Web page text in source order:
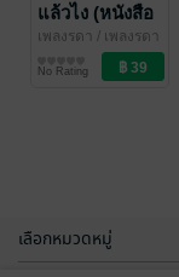
1 Rating
แล้วไง (หนังสือ
เสียง)
เพลงรดา / เพลงรดา
No Rating
เลือกหมวดหมู่